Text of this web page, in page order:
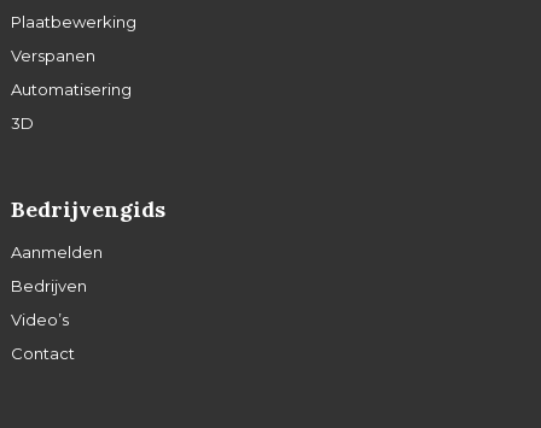
Plaatbewerking
Verspanen
Automatisering
3D
Bedrijvengids
Aanmelden
Bedrijven
Video’s
Contact